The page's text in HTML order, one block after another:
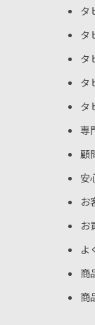
タ
タ
タ
タ
タ
専
顧
安
お
お
よ
商
商